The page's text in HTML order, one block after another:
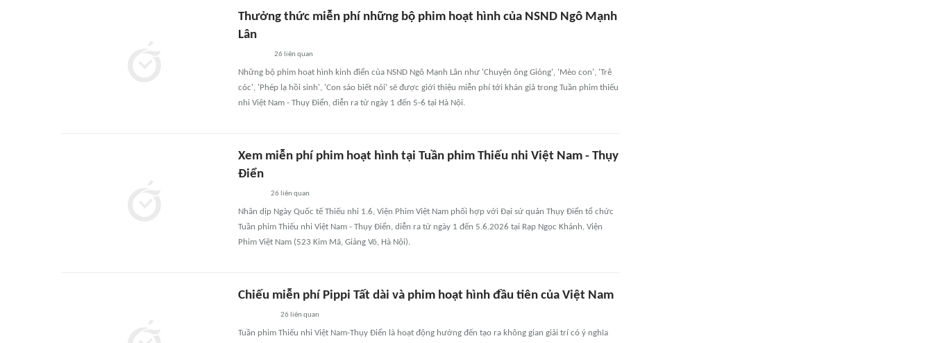
Thưởng thức miễn phí những bộ phim hoạt hình của NSND Ngô Mạnh
Lân
26 liên quan
Những bộ phim hoạt hình kinh điển của NSND Ngô Mạnh Lân như 'Chuyện ông Gióng', 'Mèo con', 'Trê
cóc', 'Phép lạ hồi sinh', 'Con sáo biết nói' sẽ được giới thiệu miễn phí tới khán giả trong Tuần phim thiếu
nhi Việt Nam - Thụy Điển, diễn ra từ ngày 1 đến 5-6 tại Hà Nội.
Xem miễn phí phim hoạt hình tại Tuần phim Thiếu nhi Việt Nam - Thụy
Điển
26 liên quan
Nhân dịp Ngày Quốc tế Thiếu nhi 1.6, Viện Phim Việt Nam phối hợp với Đại sứ quán Thụy Điển tổ chức
Tuần phim Thiếu nhi Việt Nam - Thụy Điển, diễn ra từ ngày 1 đến 5.6.2026 tại Rạp Ngọc Khánh, Viện
Phim Việt Nam (523 Kim Mã, Giảng Võ, Hà Nội).
Chiếu miễn phí Pippi Tất dài và phim hoạt hình đầu tiên của Việt Nam
26 liên quan
Tuần phim Thiếu nhi Việt Nam-Thụy Điển là hoạt động hướng đến tạo ra không gian giải trí có ý nghĩa